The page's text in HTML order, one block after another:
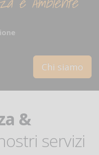
Chi siamo
&
servizi